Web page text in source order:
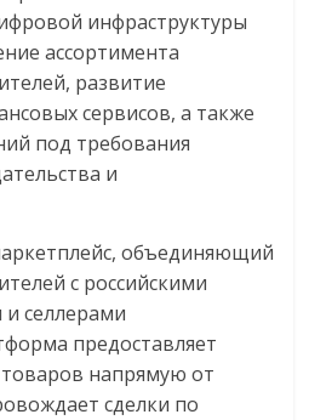
инфраструктуры
ассортимента
развитие
сервисов, а также
под требования
и
объединяющий
с российскими
селлерами
предоставляет
напрямую от
сделки по